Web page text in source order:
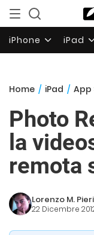
iPhone iPad
Home / iPad / App
Photo
la
remota
Lorenzo M.
22 Dicembre